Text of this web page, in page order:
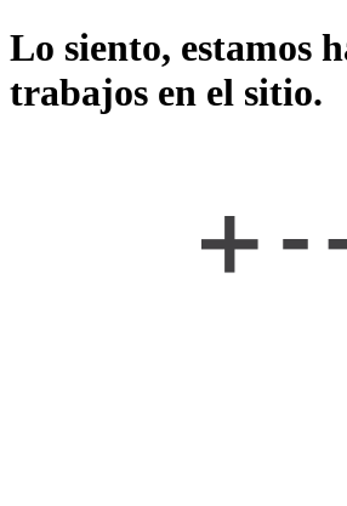
Lo siento, estamos
trabajos en el sitio.